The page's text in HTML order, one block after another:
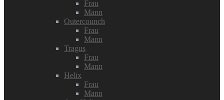
Frau
Mann
Outercounch
Frau
Mann
Tragus
Frau
Mann
Helix
Frau
Mann